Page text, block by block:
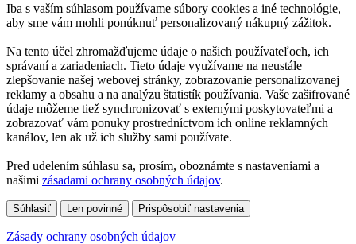
Iba s vaším súhlasom používame súbory cookies a iné technológie,
aby sme vám mohli ponúknuť personalizovaný nákupný zážitok.
Na tento účel zhromažďujeme údaje o našich používateľoch, ich
správaní a zariadeniach. Tieto údaje využívame na neustále
zlepšovanie našej webovej stránky, zobrazovanie personalizovanej
reklamy a obsahu a na analýzu štatistík používania. Vaše zašifrované
údaje môžeme tiež synchronizovať s externými poskytovateľmi a
zobrazovať vám ponuky prostredníctvom ich online reklamných
kanálov, len ak už ich služby sami používate.
Pred udelením súhlasu sa, prosím, oboznámte s nastaveniami a
našimi zásadami ochrany osobných údajov.
Súhlasiť Len povinné Prispôsobiť nastavenia
Zásady ochrany osobných údajov